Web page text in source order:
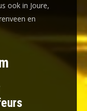
ook in Joure,
en